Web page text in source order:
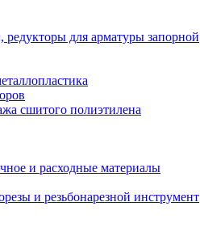
для арматуры запорной
сшитого полиэтилена
и расходные материалы
и резьбонарезной инструмент